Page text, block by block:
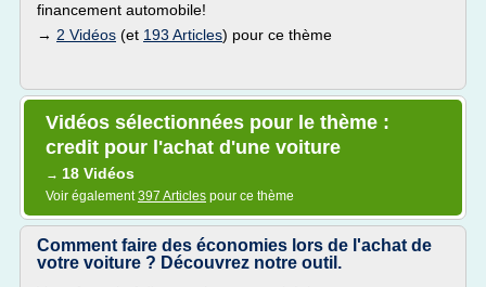
financement automobile!
→ 2 Vidéos (et 193 Articles) pour ce thème
Vidéos sélectionnées pour le thème :
credit pour l'achat d'une voiture
→ 18 Vidéos
Voir également397 Articles pour ce thème
Comment faire des économies lors de l'achat de
votre voiture ? Découvrez notre outil.